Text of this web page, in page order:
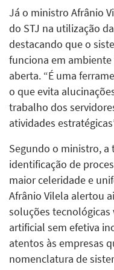
Já o ministro Afrânio
do STJ na utilização
destacando que o
funciona em
aberta. “É uma
o que evita
trabalho dos
atividades
Segundo o ministro,
identificação de
maior celeridade e
Afrânio Vilela alertou
soluções
artificial sem efetiva
atentos às empresas
nomenclatura de